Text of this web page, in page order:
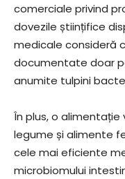
comerciale privind
dovezile științifice
medicale consideră
documentate doar
anumite tulpini
În plus, o
legume și alimente
cele mai eficiente
microbiomului